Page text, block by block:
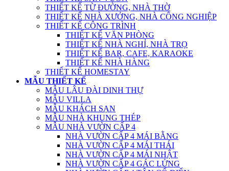
THIẾT KẾ TỪ ĐƯỜNG, NHÀ THỜ
THIẾT KẾ NHÀ XƯỞNG, NHÀ CÔNG NGHIỆP
THIẾT KẾ CÔNG TRÌNH
THIẾT KẾ VĂN PHÒNG
THIẾT KẾ NHÀ NGHỈ, NHÀ TRỌ
THIẾT KẾ BAR, CAFE, KARAOKE
THIẾT KẾ NHÀ HÀNG
THIẾT KẾ HOMESTAY
MẪU THIẾT KẾ
MẪU LÂU ĐÀI DINH THỰ
MẪU VILLA
MẪU KHÁCH SẠN
MẪU NHÀ KHUNG THÉP
MẪU NHÀ VƯỜN CẤP 4
NHÀ VƯỜN CẤP 4 MÁI BẰNG
NHÀ VƯỜN CẤP 4 MÁI THÁI
NHÀ VƯỜN CẤP 4 MÁI NHẬT
NHÀ VƯỜN CẤP 4 GÁC LỬNG